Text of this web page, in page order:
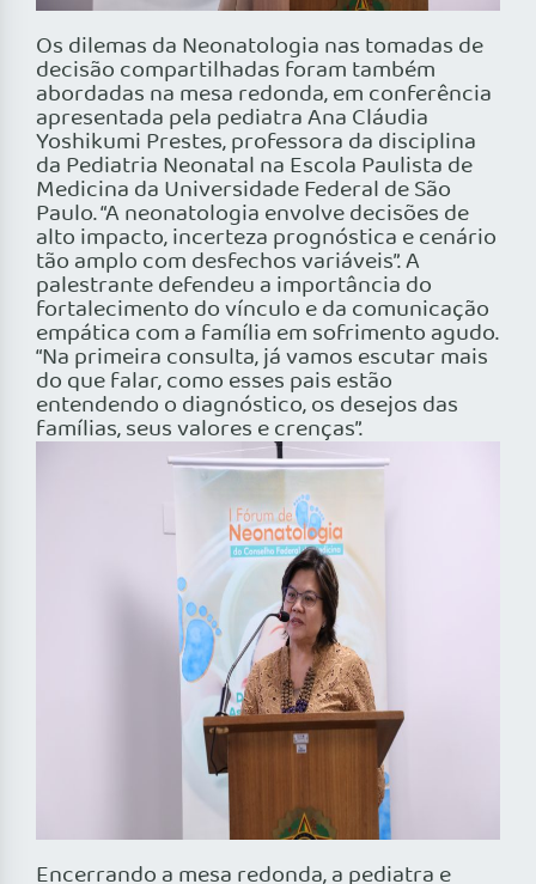
Os dilemas da Neonatologia nas tomadas de
decisão compartilhadas foram também
abordadas na mesa redonda, em conferência
apresentada pela pediatra Ana Cláudia
Yoshikumi Prestes, professora da disciplina
da Pediatria Neonatal na Escola Paulista de
Medicina da Universidade Federal de São
Paulo. “A neonatologia envolve decisões de
alto impacto, incerteza prognóstica e cenário
tão amplo com desfechos variáveis”. A
palestrante defendeu a importância do
fortalecimento do vínculo e da comunicação
empática com a família em sofrimento agudo.
“Na primeira consulta, já vamos escutar mais
do que falar, como esses pais estão
entendendo o diagnóstico, os desejos das
famílias, seus valores e crenças”.
Encerrando a mesa redonda, a pediatra e